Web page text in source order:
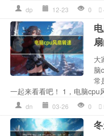
dp 12-23 0
大
脑
常
一起来看看吧！ 1，电脑cpu
dn 03-26 0